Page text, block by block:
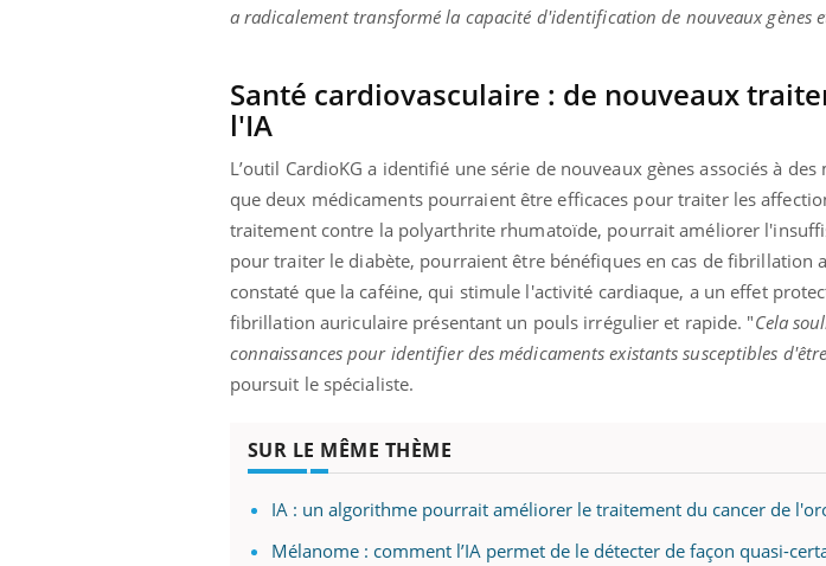
a radicalement transformé la capacité d'identification de nouveaux gènes
Santé cardiovasculaire : de nouveaux
l'IA
L’outil CardioKG a identifié une série de nouveaux gènes associés à
que deux médicaments pourraient être efficaces pour traiter les
traitement contre la polyarthrite rhumatoïde, pourrait améliorer
pour traiter le diabète, pourraient être bénéfiques en cas de fibrillation
constaté que la caféine, qui stimule l'activité cardiaque, a un effet
fibrillation auriculaire présentant un pouls irrégulier et rapide. "Cela
connaissances pour identifier des médicaments existants susceptibles
poursuit le spécialiste.
SUR LE MÊME THÈME
IA : un algorithme pourrait améliorer le traitement du cancer de
Mélanome : comment l’IA permet de le détecter de façon quasi-
Carence en fer : comprendre pour
Youtube
Fatigue, irritabilité, brouillard mental ou
même alopécie… Les symptômes de la
carence en fer sont multiples ce qui la rend
osait en parler?? Youtube
En 2026, l'insuline dans le diabète de
reste entourée d'idées reçues chez les
patients comme parfois chez les soignants.